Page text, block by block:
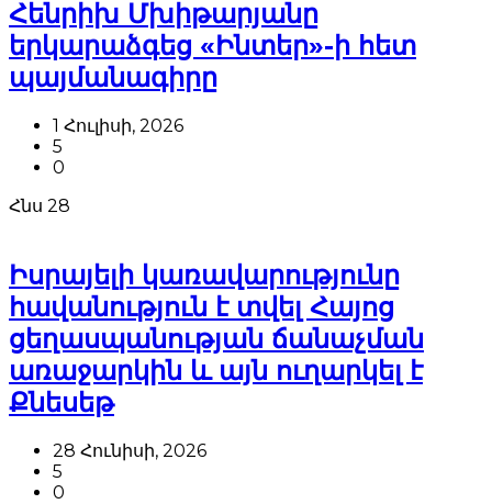
Հենրիխ Մխիթարյանը
երկարաձգեց «Ինտեր»-ի հետ
պայմանագիրը
1 Հուլիսի, 2026
5
0
Հնս 28
Իսրայելի կառավարությունը
հավանություն է տվել Հայոց
ցեղասպանության ճանաչման
առաջարկին և այն ուղարկել է
Քնեսեթ
28 Հունիսի, 2026
5
0